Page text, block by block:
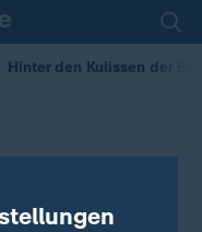
Hinter den Kulissen der